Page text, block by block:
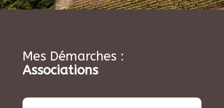
Mes Démarches :
Associations